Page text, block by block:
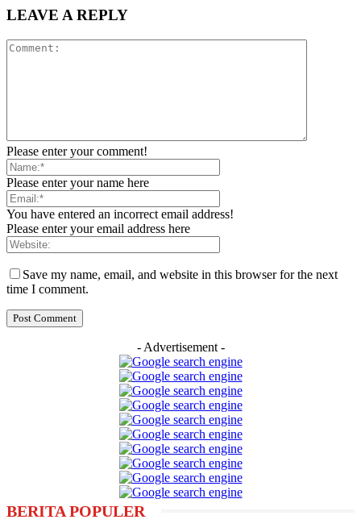
LEAVE A REPLY
Please enter your comment!
Please enter your name here
You have entered an incorrect email address!
Please enter your email address here
Save my name, email, and website in this browser for the next
time I comment.
- Advertisement -
BERITA POPULER